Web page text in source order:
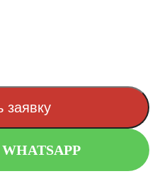
заявку